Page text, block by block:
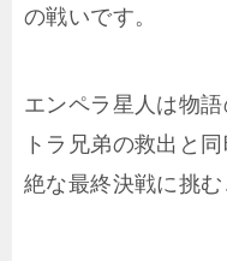
の戦いです。
エンペラ星人は物
トラ兄弟の救出と
絶な最終決戦に挑む